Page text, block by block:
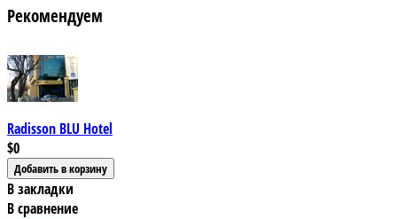
Рекомендуем
Radisson BLU Hotel
$0
В закладки
В сравнение